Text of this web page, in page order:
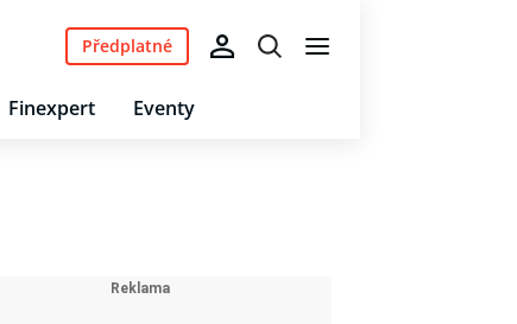
Finexpert Eventy
Předplatné